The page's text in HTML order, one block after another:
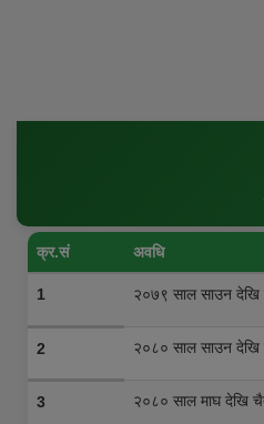
क्र.सं अवधि
1 २०७९ साल साउन देखि
2 २०८० साल साउन देखि
3 २०८० साल माघ देखि